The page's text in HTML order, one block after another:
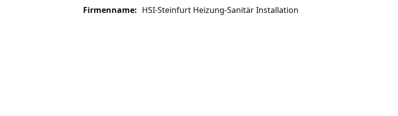
Firmenname: HSI-Steinfurt Heizung-Sanitär Installation